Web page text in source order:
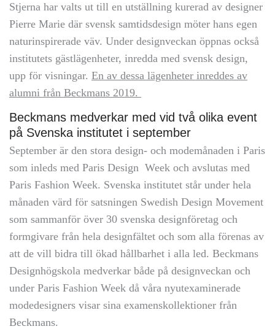
Stjerna har valts ut till en utställning kurerad av designer
Pierre Marie där svensk samtidsdesign möter hans egen
naturinspirerade väv. Under designveckan öppnas också
institutets gästlägenheter, inredda med svensk design,
upp för visningar. En av dessa lägenheter inreddes av
alumni från Beckmans 2019.
Beckmans medverkar med vid två olika event
på Svenska institutet i september
September är den stora design- och modemånaden i Paris
som inleds med Paris Design Week och avslutas med
Paris Fashion Week. Svenska institutet står under hela
månaden värd för satsningen Swedish Design Movement
som sammanför över 30 svenska designföretag och
formgivare från hela designfältet och som alla förenas av
att de vill bidra till ökad hållbarhet i alla led. Beckmans
Designhögskola medverkar både på designveckan och
under Paris Fashion Week då våra nyutexaminerade
modedesigners visar sina examenskollektioner från
Beckmans.